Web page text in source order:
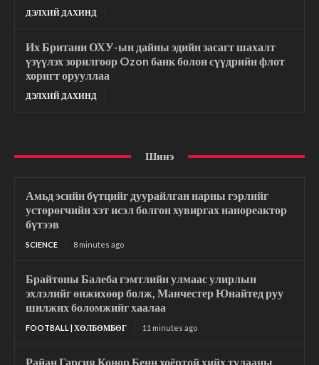
ДЭЛХИЙ ДАХИНД
Их Британи ОХУ-ын дайны эдийн засагт шахалт
үзүүлэх зорилгоор Ozon банк болон сүүдрийн флот
хоригт орууллаа
ДЭЛХИЙ ДАХИНД
Шинэ
Амьд эсийн бүтцийг дуурайлган нарны гэрлийг
устөрөгчийн хэт исэл болгон хувиргах нанореактор
бүтээв
SCIENCE 8 minutes ago
Брайтоны Балеба гэмтлийн улмаас улирлын
эхлэлийг өнжихөөр болж, Манчестер Юнайтед руу
шилжих боломжийг хаалаа
FOOTBALL | ХӨЛБӨМБӨГ 11 minutes ago
Райан Гарсия Конор Бенн хоёртой хийх тулааны